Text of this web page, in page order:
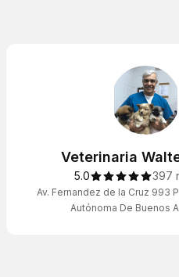
Veterinaria
5.0 397
Av. Fernandez de la Cruz 993
Autónoma De Buenos